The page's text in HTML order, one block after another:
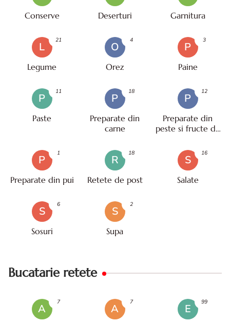
Conserve Deserturi Garnitura
L
Legume
21
O
Orez
4
P
Paine
3
P
Paste
11
P
Preparate din
carne
18
P
Preparate din
peste si fructe de
12
P
Preparate din pui
1
R
Retete de post
18
S
Salate
16
S
Sosuri
6
S
Supa
2
Bucatarie retete
A
7
A
7
E
99